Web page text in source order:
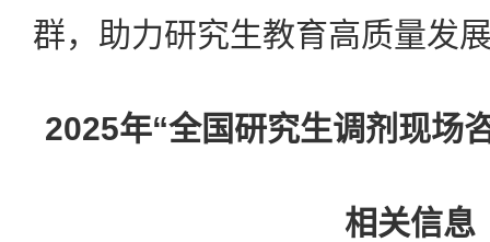
群，助力研究生教育高质量发
2025年“全国研究生调剂现场
相关信息